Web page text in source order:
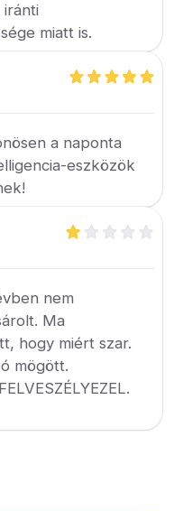
miatt is.
a naponta
eszközök
nem
Ma
hogy miért szar.
mögött.